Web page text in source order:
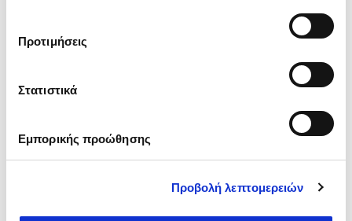
Προτιμήσεις
Στατιστικά
Εμπορικής προώθησης
Προβολή λεπτομερειών
Εισάγετε 10ψήφιο αριθμό χωρίς κενά